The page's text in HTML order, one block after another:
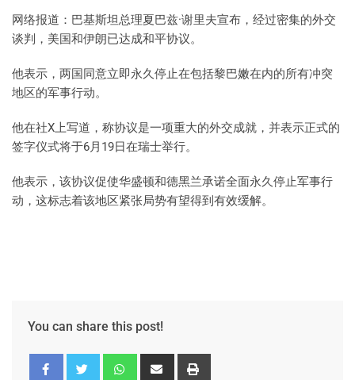
网络报道：巴基斯坦总理夏巴兹·谢里夫宣布，经过密集的外交
谈判，美国和伊朗已达成和平协议。
他表示，两国同意立即永久停止在包括黎巴嫩在内的所有冲突
地区的军事行动。
他在社X上写道，称协议是一项重大的外交成就，并表示正式的
签字仪式将于6月19日在瑞士举行。
他表示，该协议促使华盛顿和德黑兰承诺全面永久停止军事行
动，这标志着该地区紧张局势有望得到有效缓解。
You can share this post!